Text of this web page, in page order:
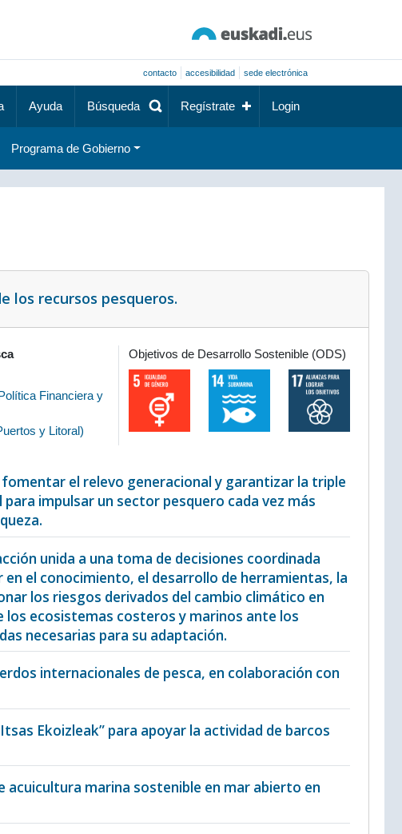
contacto accesibilidad sede electrónica
Ayuda Búsqueda Regístrate Login
Programa de Gobierno
los recursos pesqueros.
Financiera y
y Litoral)
Objetivos de Desarrollo Sostenible (ODS)
el relevo generacional y garantizar la triple
impulsar un sector pesquero cada vez más
unida a una toma de decisiones coordinada
el conocimiento, el desarrollo de herramientas, la
los riesgos derivados del cambio climático en
los ecosistemas costeros y marinos ante los
necesarias para su adaptación.
internacionales de pesca, en colaboración con
Ekoizleak” para apoyar la actividad de barcos
acuicultura marina sostenible en mar abierto en